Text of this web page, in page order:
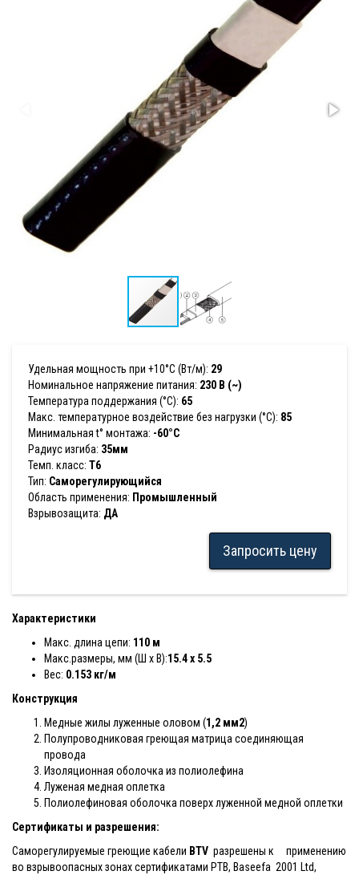
Удельная мощность при +10°С (Вт/м): 29
Номинальное напряжение питания: 230 В (~)
Температура поддержания (°С): 65
Макс. температурное воздействие без нагрузки (°С): 85
Минимальная t° монтажа: -60°С
Радиус изгиба: 35мм
Темп. класс: T6
Тип: Саморегулирующийся
Область применения: Промышленный
Взрывозащита: ДА
Запросить цену
Характеристики
Макс. длина цепи: 110 м
Макс.размеры, мм (Ш х В):15.4 x 5.5
Вес: 0.153 кг/м
Конструкция
Медные жилы луженные оловом (1,2 мм2)
Полупроводниковая греющая матрица соединяющая
провода
Изоляционная оболочка из полиолефина
Луженая медная оплетка
Полиолефиновая оболочка поверх луженной медной оплетки
Сертификаты и разрешения:
Саморегулируемые греющие кабели BTV разрешены к применению
во взрывоопасных зонах сертификатами PTB, Baseefa 2001 Ltd,